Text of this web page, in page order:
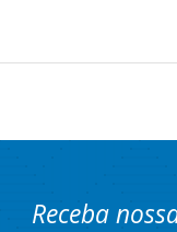
Receba